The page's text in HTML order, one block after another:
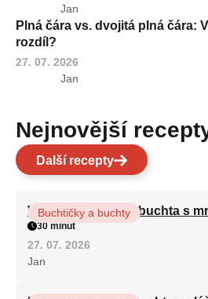
Jan
Plná čára vs. dvojitá plná čára:
rozdíl?
27. 07. 2026
Jan
Nejnovější
Další recepty
Vláčná olejová litá buchta s
Buchtičky a buchty
30 minut
27. 07. 2026
Jan